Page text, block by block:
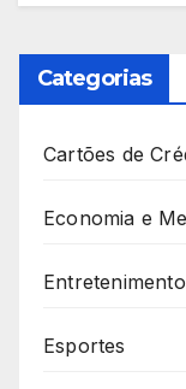
Categorias
Cartões de
Economia e
Entretenimento
Esportes